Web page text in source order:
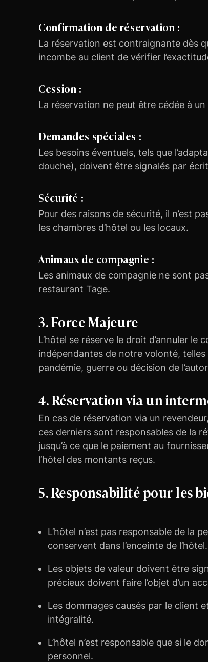
Confirmation de réservation :
La réservation est contraignante dès
incombe au client de vérifier
Cession :
La réservation ne peut être cédée à
Demandes spéciales :
Les besoins éventuels, tels que
douche), doivent être signalés par
Sécurité :
Pour des raisons de sécurité, il n’est
les chambres d’hôtel ou les locaux.
Animaux de compagnie :
Les animaux de compagnie ne sont
restaurant Tage.
3. Force Majeure
L’hôtel se réserve le droit d’annuler
indépendantes de notre volonté,
pandémie, guerre ou décision de
4. Réservation via un
En cas de réservation via un
ces derniers sont responsables de la
jusqu’à ce que le paiement au
l’hôtel des montants reçus.
5. Responsabilité pour les
L’hôtel n’est pas responsable de la
conservent dans l’enceinte de l’hôtel.
Les objets de valeur doivent être
précieux doivent faire l’objet d’un
Les dommages causés par le client
intégralité.
L’hôtel n’est responsable que si le
personnel.